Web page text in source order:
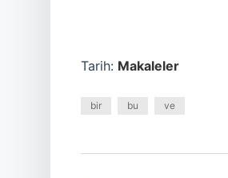
Tarih: Makaleler
bir bu ve